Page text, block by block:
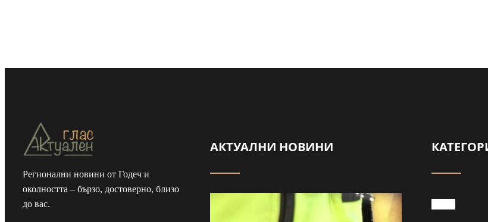
Регионални новини от Годеч и
околността – бързо, достоверно, близо
до вас.
АКТУАЛНИ НОВИНИ
Майка и дъщеря